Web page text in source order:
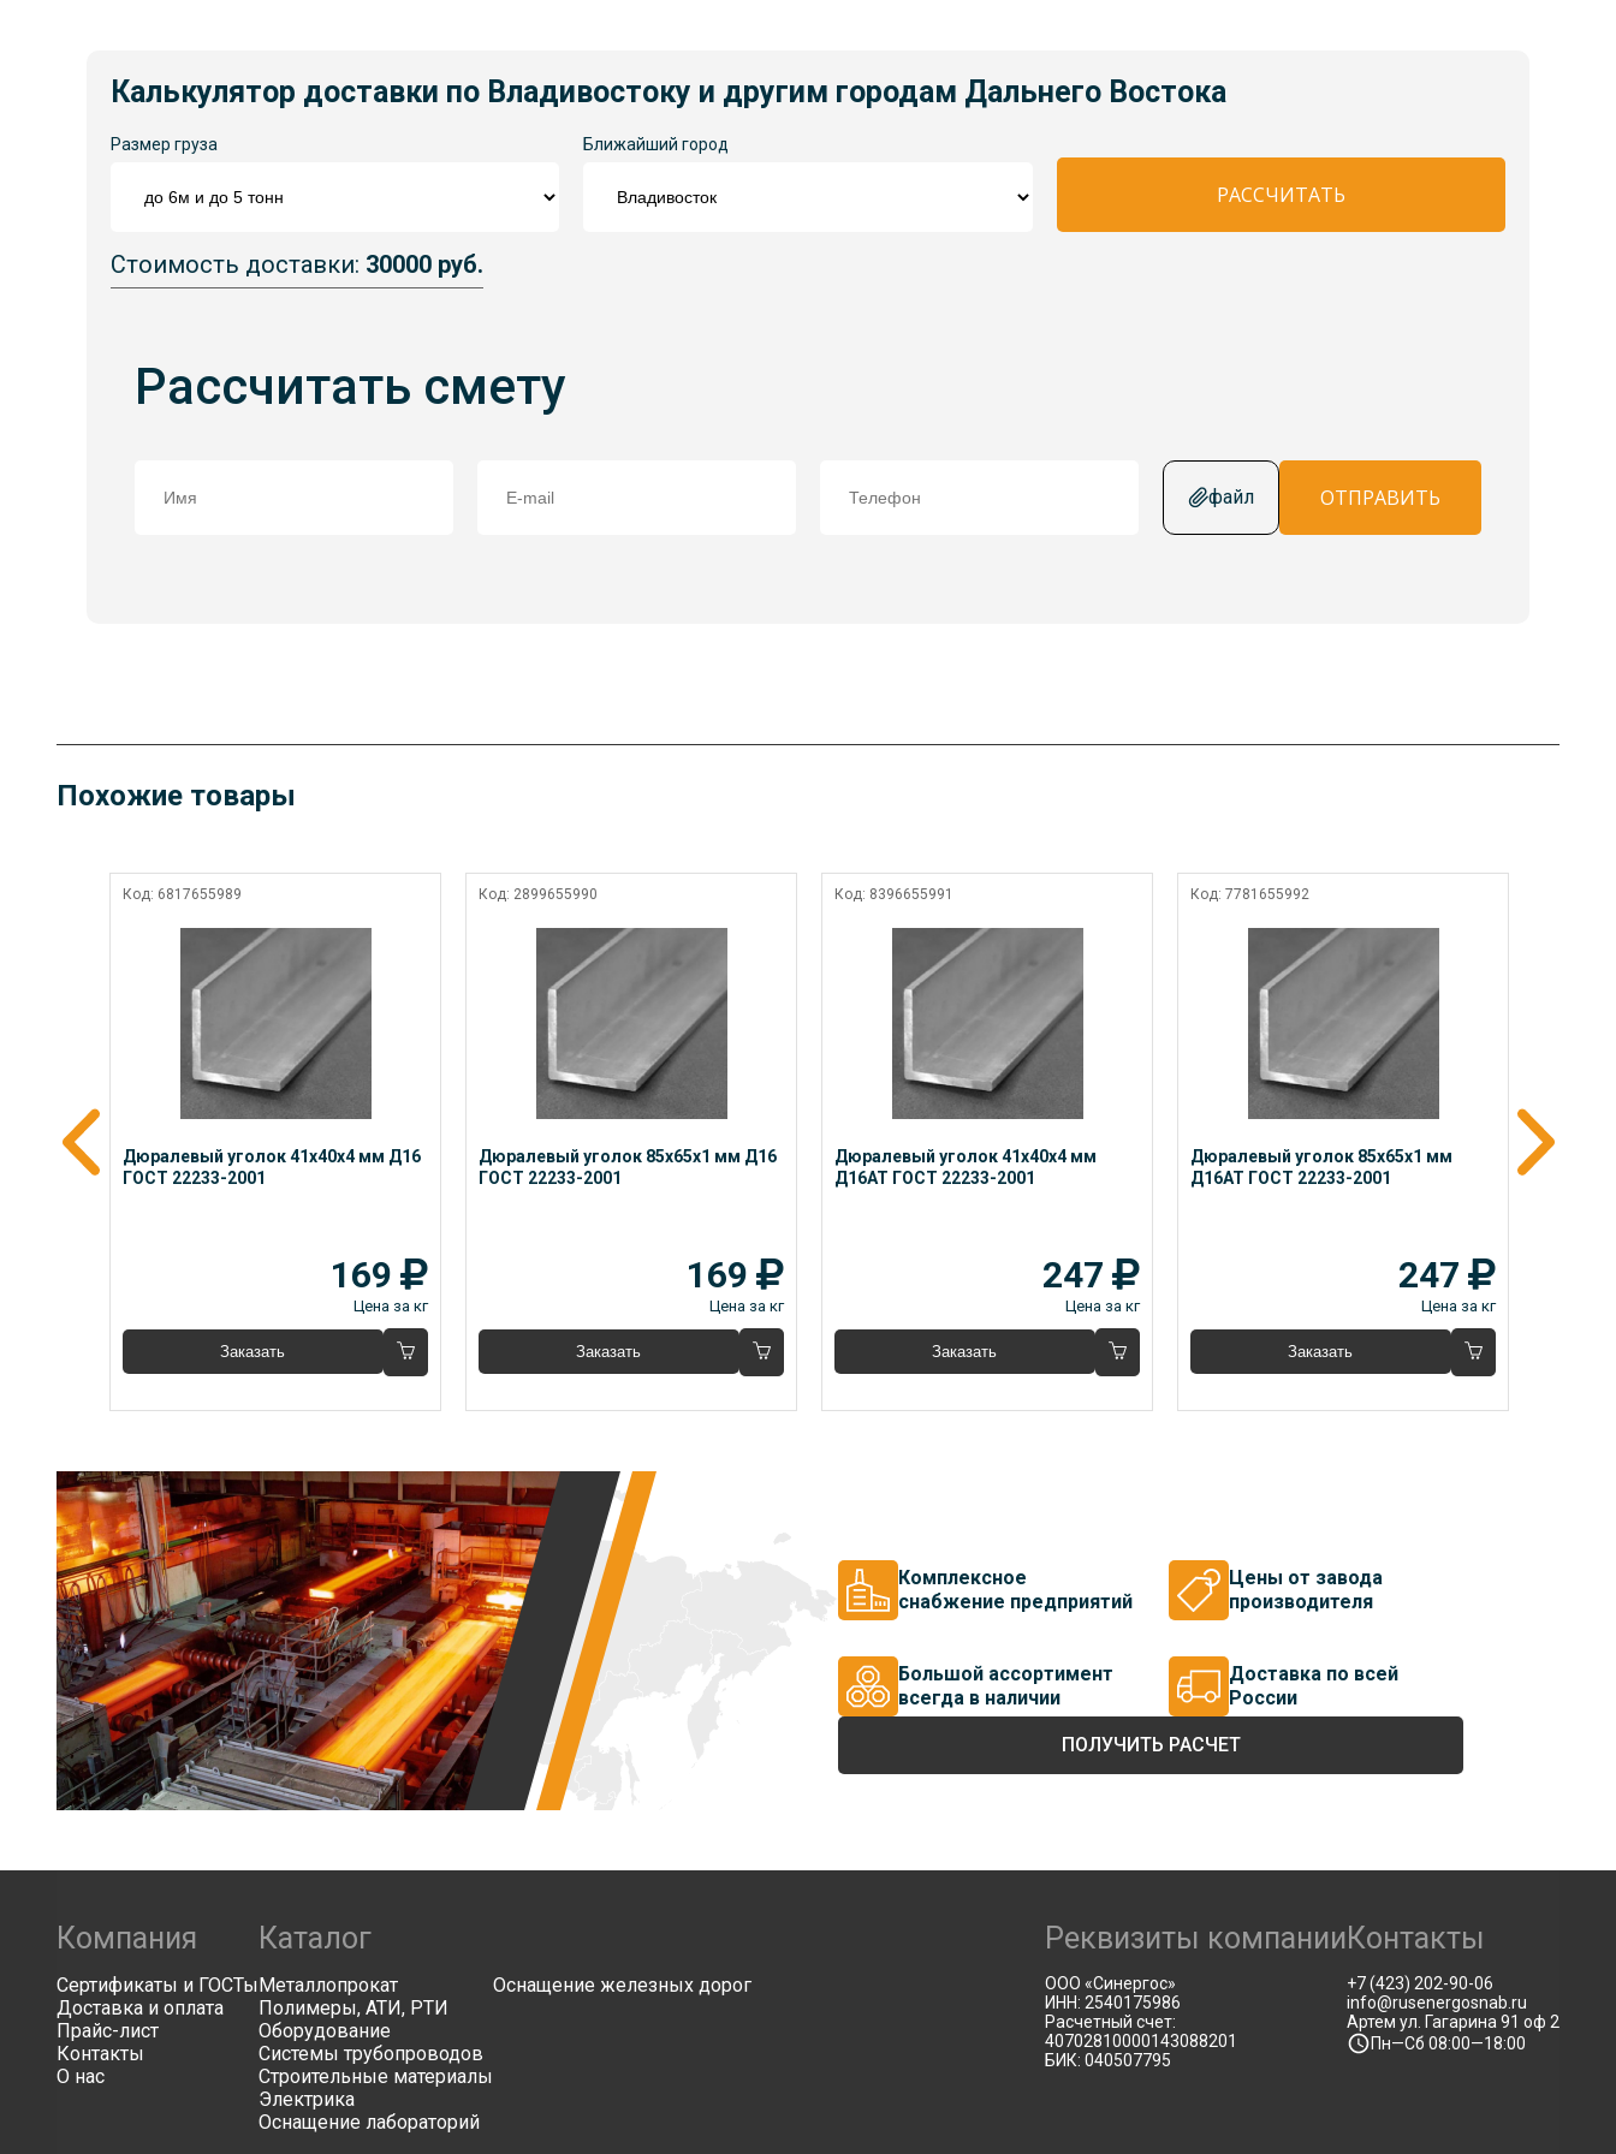
Калькулятор доставки по Владивостоку и другим городам Дальнего Востока
Размер груза Ближайший город
РАССЧИТАТЬ
Стоимость доставки: 30000 руб.
Рассчитать смету
файл ОТПРАВИТЬ
Похожие товары
Код: 6817655989
Дюралевый уголок 41x40x4 мм Д16
ГОСТ 22233-2001
169
Цена за кг
Заказать
Код: 2899655990
Дюралевый уголок 85x65x1 мм Д16
ГОСТ 22233-2001
169
Цена за кг
Заказать
Код: 8396655991
Дюралевый уголок 41x40x4 мм
Д16АТ ГОСТ 22233-2001
247
Цена за кг
Заказать
Код: 7781655992
Дюралевый уголок 85x65x1 мм
Д16АТ ГОСТ 22233-2001
247
Цена за кг
Заказать
Комплексное
снабжение предприятий
Цены от завода
производителя
Большой ассортимент
всегда в наличии
Доставка по всей
России
ПОЛУЧИТЬ РАСЧЕТ
Компания
Сертификаты и ГОСТы
Доставка и оплата
Прайс-лист
Контакты
О нас
Каталог
Металлопрокат
Полимеры, АТИ, РТИ
Оборудование
Системы трубопроводов
Строительные материалы
Электрика
Оснащение лабораторий
Оснащение железных дорог
Реквизиты компании
ООО «Синергос»
ИНН: 2540175986
Расчетный счет:
40702810000143088201
БИК: 040507795
Контакты
+7 (423) 202-90-06
info@rusenergosnab.ru
Артем ул. Гагарина 91 оф 2
Пн—Сб 08:00—18:00